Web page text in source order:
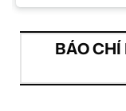
BÁO CHÍ